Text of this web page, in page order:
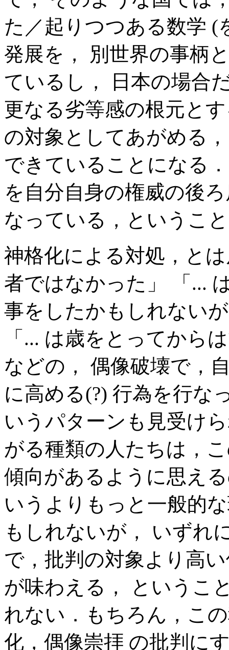
た／起りつつある数学 (
発展を， 別世界の事柄
ているし， 日本の場合
更なる劣等感の根元と
の対象としてあがめる
できていることになる
を自分自身の権威の後
なっている，というこ
神格化による対処，と
者ではなかった」 「...
事をしたかもしれない
「... は歳をとってから
などの， 偶像破壊で，
に高める(?) 行為を行な
いうパターンも見受け
がる種類の人たちは，
傾向があるように思え
いうよりもっと一般的
もしれないが， いずれ
で，批判の対象より高
が味わえる， というこ
れない．もちろん，こ
化，偶像崇拝 の批判に